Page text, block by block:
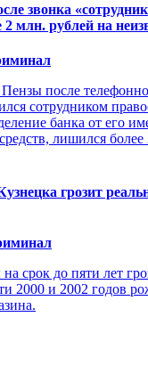
звонка
2 млн. рублей на
после
сотрудником
банка от его
лишился
грозит
срок до пяти лет
2000 и 2002 годов